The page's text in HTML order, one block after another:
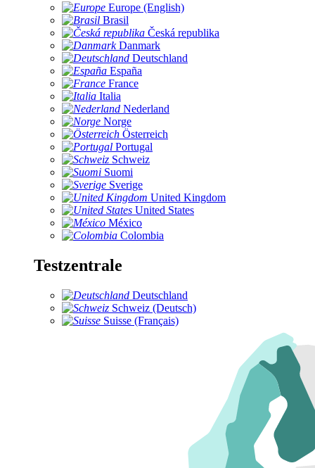
Europe (English)
Brasil
Česká republika
Danmark
Deutschland
España
France
Italia
Nederland
Norge
Österreich
Portugal
Schweiz
Suomi
Sverige
United Kingdom
United States
México
Colombia
Testzentrale
Deutschland
Schweiz (Deutsch)
Suisse (Français)